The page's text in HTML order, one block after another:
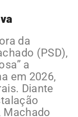
da
(PSD),
a
em 2026,
Diante
Machado